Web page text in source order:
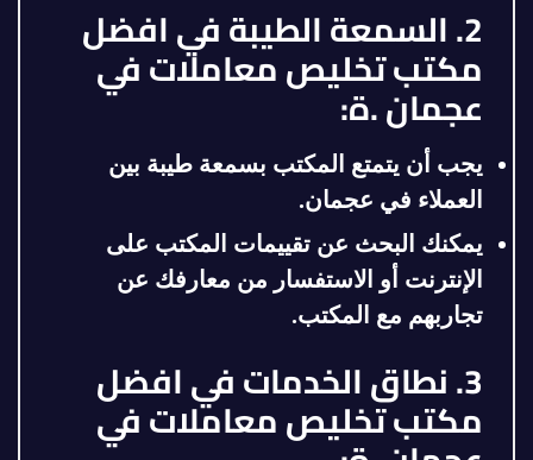
2. السمعة الطيبة في افضل
مكتب تخليص معاملات في
عجمان .ة:
يجب أن يتمتع المكتب بسمعة طيبة بين
العملاء في عجمان.
يمكنك البحث عن تقييمات المكتب على
الإنترنت أو الاستفسار من معارفك عن
تجاربهم مع المكتب.
3. نطاق الخدمات في افضل
مكتب تخليص معاملات في